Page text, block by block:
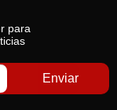
para
Enviar